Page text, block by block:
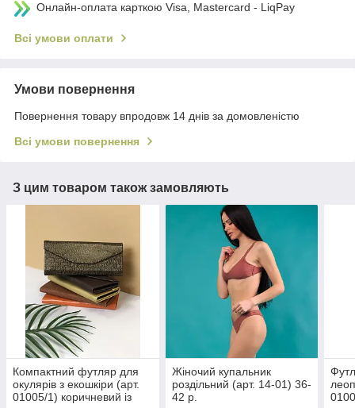
Онлайн-оплата карткою Visa, Mastercard - LiqPay
Всі умови оплати
Умови повернення
Повернення товару впродовж 14 днів за домовленістю
Всі умови повернення
З цим товаром також замовляють
Компактний футляр для
окулярів з екошкіри (арт.
01005/1) коричневий із
Жіночий купальник
роздільний (арт. 14-01) 36-
42 р.